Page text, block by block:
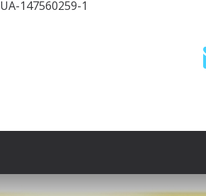
UA-147560259-1